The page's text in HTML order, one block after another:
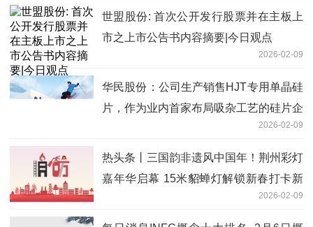
世盟股份: 首次公开发行股票并在主板上
市之上市公告书内容摘要|今日观点
2026-02-09
华民股份：公司生产销售HJT专用单晶硅
片，作为业内首家布局吸杂工艺的硅片企
业，公司HJT电池专用硅片生产线配套了
行业领先的链式吸杂设备及工艺
2026-02-09
热头条丨三国韵非遗风中国年！荆州彩灯
嘉年华启幕 15米貂蝉灯解锁新春打卡新
2026-02-09